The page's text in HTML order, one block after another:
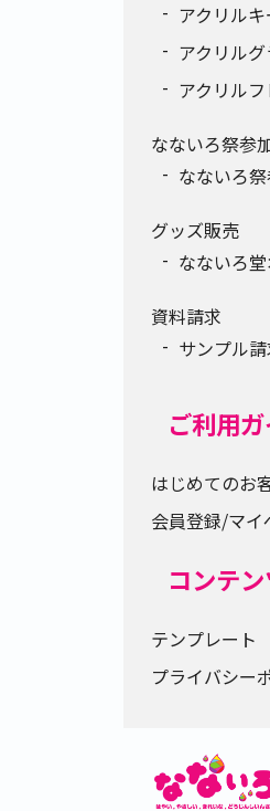
アクリル
アクリル
アクリル
なないろ祭参
なないろ
グッズ販売
なないろ
資料請求
サンプル
ご利用
はじめてのお
会員登録/マイ
コンテ
テンプレート
プライバシー